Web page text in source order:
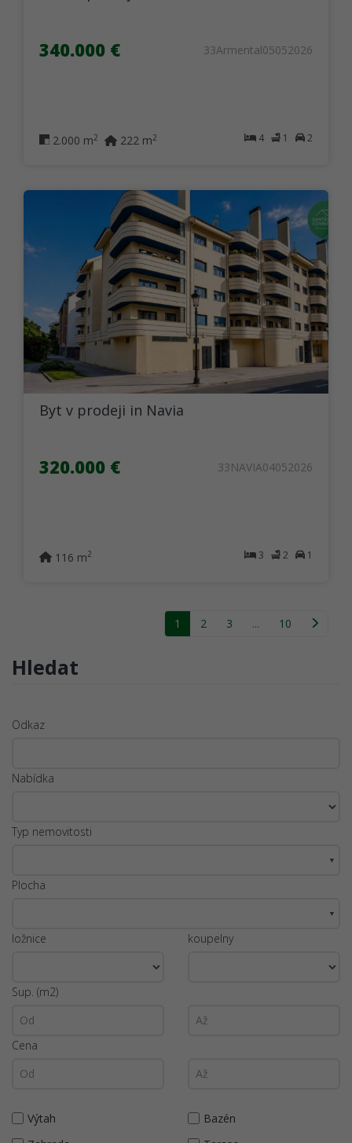
340.000 € 33Armental05052026
4 1 2
2.000 m2 222 m2
Byt v prodeji in Navia
320.000 € 33NAVIA04052026
3 2 1
116 m2
1 2 3 ... 10
Hledat
Odkaz
Nabídka
Typ nemovitosti
▼
Plocha
▼
ložnice koupelny
Sup. (m2)
Cena
Výtah
Bazén